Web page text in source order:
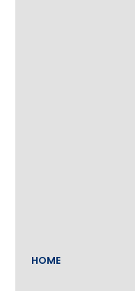
HOME